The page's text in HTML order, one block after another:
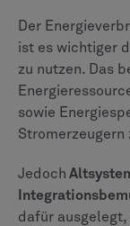
Der
ist es wichtiger
zu nutzen. Das
sowie
Stromerzeugern
Jedoch
dafür